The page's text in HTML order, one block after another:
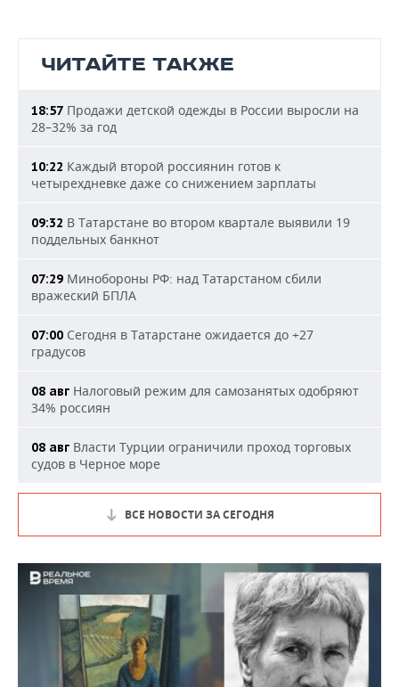
ЧИТАЙТЕ ТАКЖЕ
18:57 Продажи детской одежды в России выросли на
28–32% за год
10:22 Каждый второй россиянин готов к
четырехдневке даже со снижением зарплаты
09:32 В Татарстане во втором квартале выявили 19
поддельных банкнот
07:29 Минобороны РФ: над Татарстаном сбили
вражеский БПЛА
07:00 Сегодня в Татарстане ожидается до +27
градусов
08 авг Налоговый режим для самозанятых одобряют
34% россиян
08 авг Власти Турции ограничили проход торговых
судов в Черное море
ВСЕ НОВОСТИ ЗА СЕГОДНЯ